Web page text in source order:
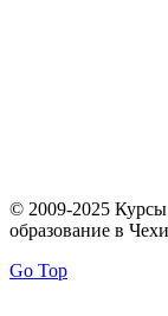
© 2009-2025
образование в
Go Top